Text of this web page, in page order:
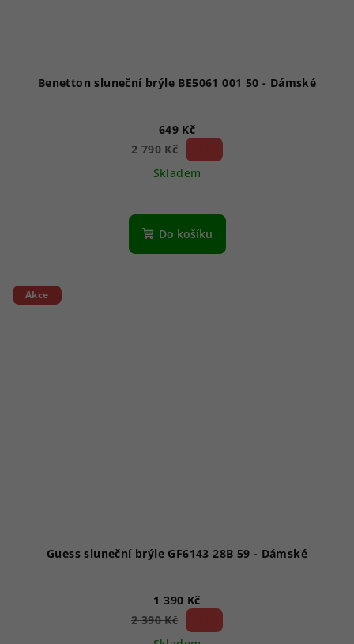
Benetton sluneční brýle BE5061 001 50 - Dámské
649 Kč
2 790 Kč
Skladem
Do košíku
Akce
Guess sluneční brýle GF6143 28B 59 - Dámské
1 390 Kč
2 390 Kč